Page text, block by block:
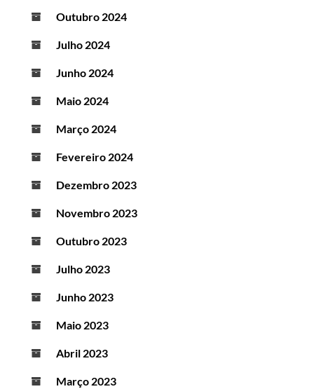
Outubro 2024
Julho 2024
Junho 2024
Maio 2024
Março 2024
Fevereiro 2024
Dezembro 2023
Novembro 2023
Outubro 2023
Julho 2023
Junho 2023
Maio 2023
Abril 2023
Março 2023